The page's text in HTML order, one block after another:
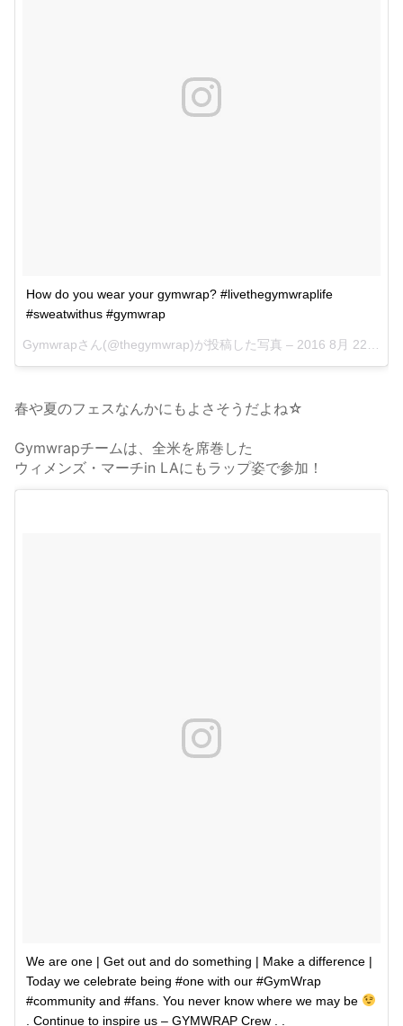
How do you wear your gymwrap? #livethegymwraplife
#sweatwithus #gymwrap
Gymwrapさん(@thegymwrap)が投稿した写真 – 2016 8月 22 11:19午前 PDT
春や夏のフェスなんかにもよさそうだよね☆
Gymwrapチームは、全米を席巻した
ウィメンズ・マーチin LAにもラップ姿で参加！
We are one | Get out and do something | Make a difference |
Today we celebrate being #one with our #GymWrap
#community and #fans. You never know where we may be
. Continue to inspire us – GYMWRAP Crew . .